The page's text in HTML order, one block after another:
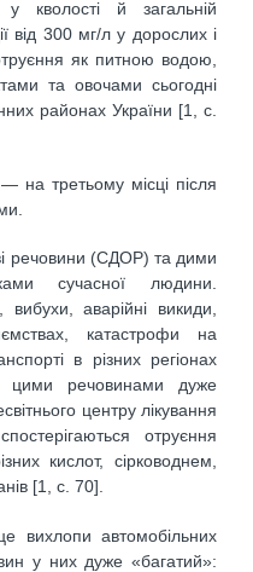
кволості й загальній
від 300 мг/л у дорослих і
як питною водою,
та овочами сьогодні
районах України [1, с.
на третьому місці після
речовини (СДОР) та дими
сучасної людини.
аварійні викиди,
катастрофи на
в різних регіонах
цими речовинами дуже
центру лікування
отруєння
кислот, сірководнем,
[1, с. 70].
автомобільних
у них дуже «багатий»: